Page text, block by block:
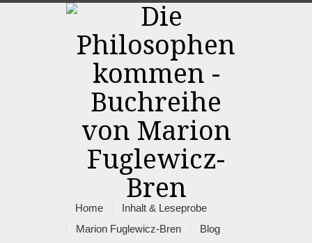
Home
Inhalt & Leseprobe
Marion Fuglewicz-Bren
Blog